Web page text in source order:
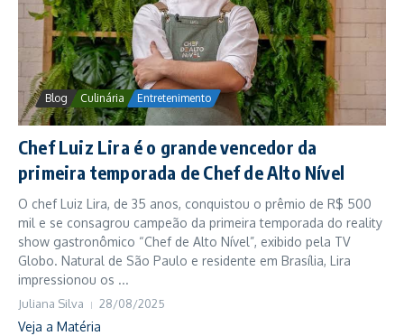
Blog Culinária Entretenimento
Chef Luiz Lira é o grande vencedor da
primeira temporada de Chef de Alto Nível
O chef Luiz Lira, de 35 anos, conquistou o prêmio de R$ 500
mil e se consagrou campeão da primeira temporada do reality
show gastronômico “Chef de Alto Nível”, exibido pela TV
Globo. Natural de São Paulo e residente em Brasília, Lira
impressionou os ...
Juliana Silva 28/08/2025
Veja a Matéria